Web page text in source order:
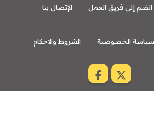
انضم إلى فريق العمل الإتصال بنا
سياسة الخصوصية الشروط والاحكام